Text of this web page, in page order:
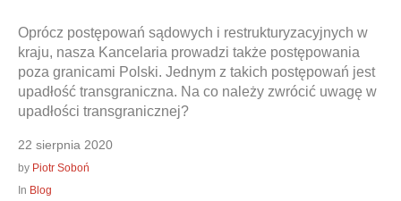
Oprócz postępowań sądowych i restrukturyzacyjnych w
kraju, nasza Kancelaria prowadzi także postępowania
poza granicami Polski. Jednym z takich postępowań jest
upadłość transgraniczna. Na co należy zwrócić uwagę w
upadłości transgranicznej?
22 sierpnia 2020
by Piotr Soboń
In Blog